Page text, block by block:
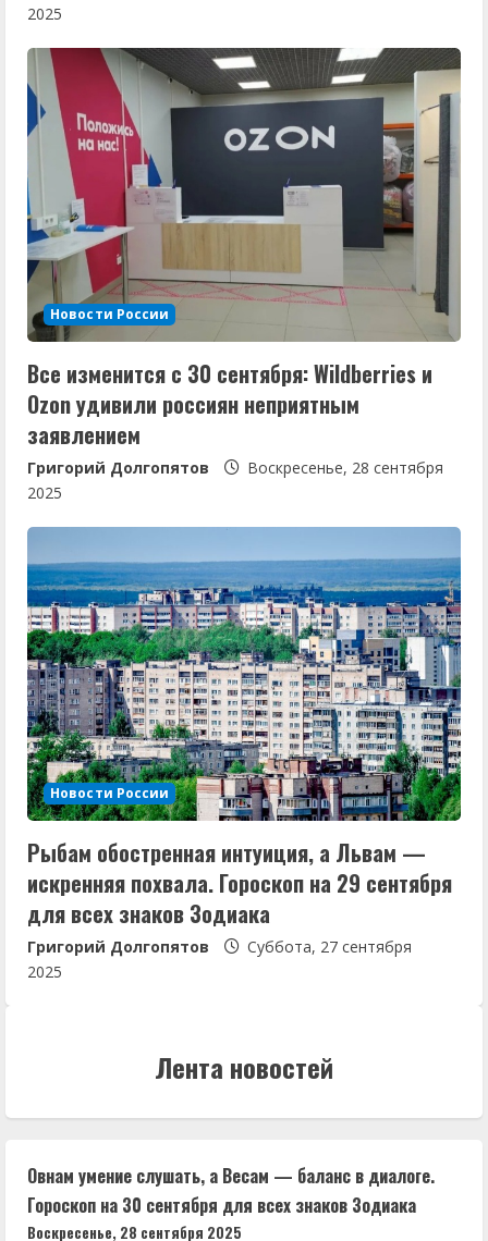
2025
Новости России
Все изменится с 30 сентября: Wildberries и
Ozon удивили россиян неприятным
заявлением
Григорий Долгопятов
Воскресенье, 28 сентября
2025
Новости России
Рыбам обостренная интуиция, а Львам —
искренняя похвала. Гороскоп на 29 сентября
для всех знаков Зодиака
Григорий Долгопятов
Суббота, 27 сентября
2025
Лента новостей
Овнам умение слушать, а Весам — баланс в диалоге.
Гороскоп на 30 сентября для всех знаков Зодиака
Воскресенье, 28 сентября 2025